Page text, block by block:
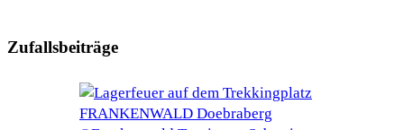
Zufallsbeiträge